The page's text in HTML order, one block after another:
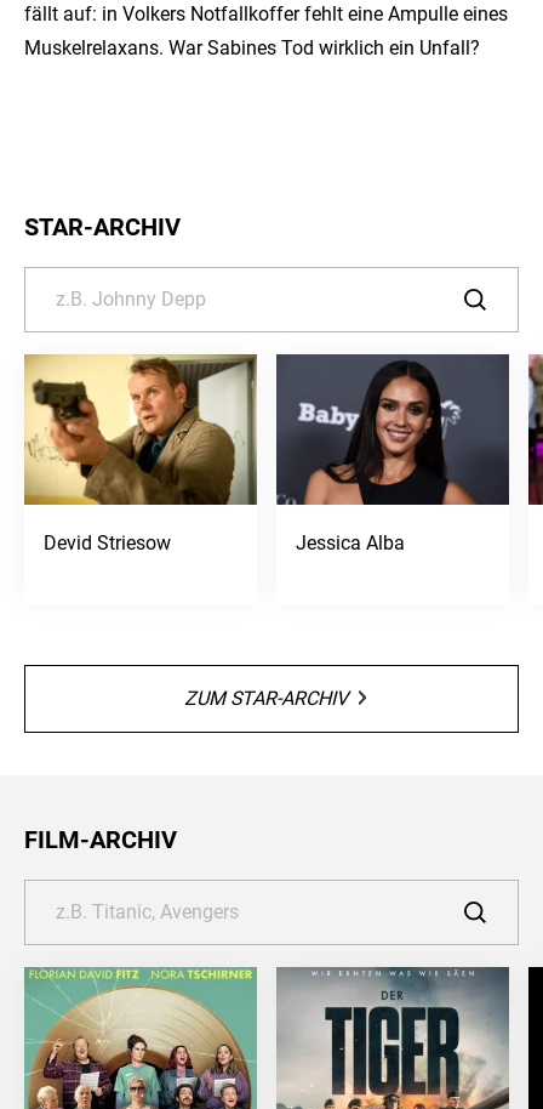
fällt auf: in Volkers Notfallkoffer fehlt eine Ampulle eines
Muskelrelaxans. War Sabines Tod wirklich ein Unfall?
STAR-ARCHIV
Devid Striesow Jessica Alba
ZUM STAR-ARCHIV
FILM-ARCHIV